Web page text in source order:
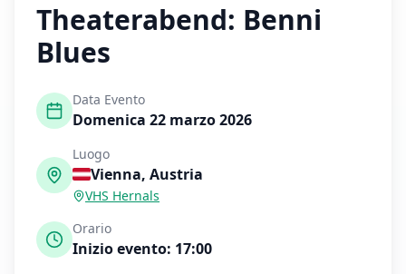
Theaterabend: Benni
Blues
Data Evento
Domenica 22 marzo 2026
Luogo
Vienna, Austria
VHS Hernals
Orario
Inizio evento: 17:00